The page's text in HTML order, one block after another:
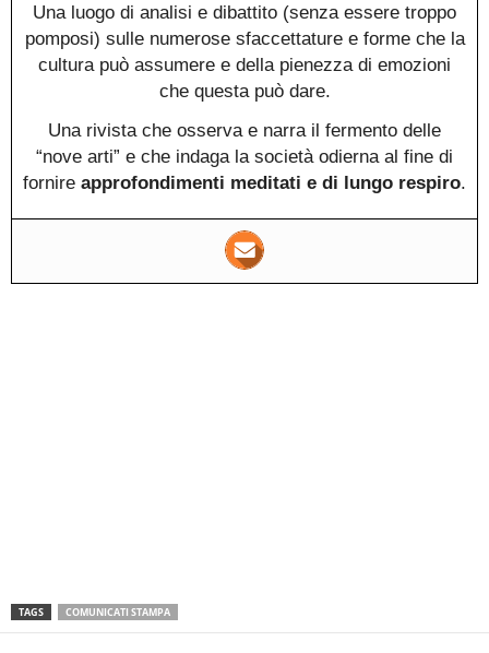
Una luogo di analisi e dibattito (senza essere troppo
pomposi) sulle numerose sfaccettature e forme che la
cultura può assumere e della pienezza di emozioni
che questa può dare.
Una rivista che osserva e narra il fermento delle
“nove arti” e che indaga la società odierna al fine di
fornire approfondimenti meditati e di lungo respiro.
TAGS COMUNICATI STAMPA